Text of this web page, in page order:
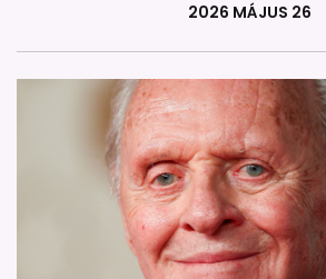
2026 MÁJUS 26